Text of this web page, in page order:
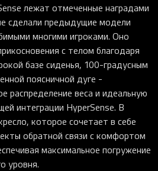
лежат отмеченные наградами
сделали предыдущие модели
многими игроками. Оно
с телом благодаря
базе сиденья, 100-градусным
поясничной дуге -
распределение веса и идеальную
интеграции HyperSense. В
которое сочетает в себе
обратной связи с комфортом
максимальное погружение
уровня.